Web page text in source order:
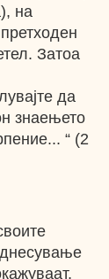
на
Затоа
да
знаењето
“ (2